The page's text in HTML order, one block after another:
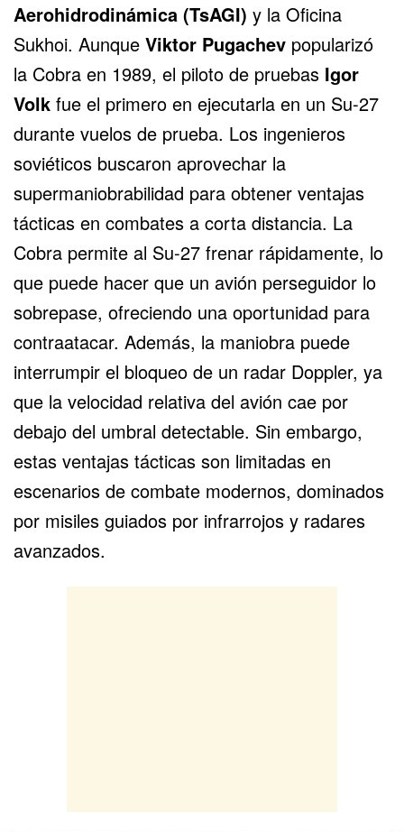
Aerohidrodinámica (TsAGI) y la Oficina
Sukhoi. Aunque Viktor Pugachev popularizó
la Cobra en 1989, el piloto de pruebas Igor
Volk fue el primero en ejecutarla en un Su-27
durante vuelos de prueba. Los ingenieros
soviéticos buscaron aprovechar la
supermaniobrabilidad para obtener ventajas
tácticas en combates a corta distancia. La
Cobra permite al Su-27 frenar rápidamente, lo
que puede hacer que un avión perseguidor lo
sobrepase, ofreciendo una oportunidad para
contraatacar. Además, la maniobra puede
interrumpir el bloqueo de un radar Doppler, ya
que la velocidad relativa del avión cae por
debajo del umbral detectable. Sin embargo,
estas ventajas tácticas son limitadas en
escenarios de combate modernos, dominados
por misiles guiados por infrarrojos y radares
avanzados.